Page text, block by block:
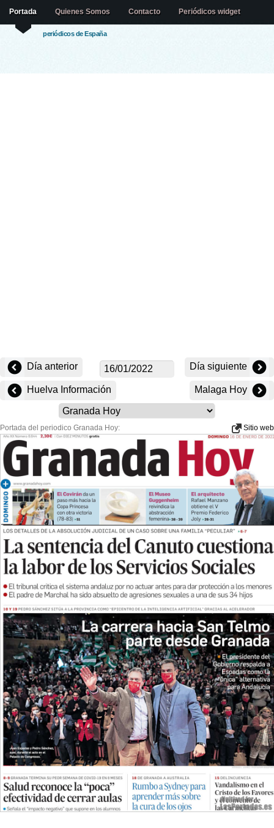
periódicos de España
Portada Quienes Somos Contacto Periódicos widget
Día anterior Día siguiente
Huelva Información Malaga Hoy
Portada del periodico Granada Hoy: Sitio web